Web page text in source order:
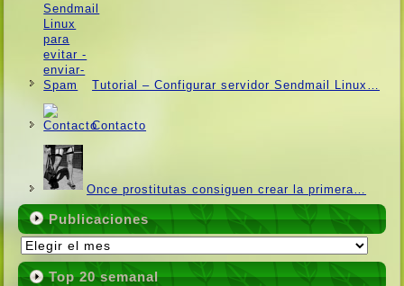
Tutorial – Configurar servidor Sendmail Linux…
Contacto
Once prostitutas consiguen crear la primera…
Publicaciones
Publicaciones
Top 20 semanal